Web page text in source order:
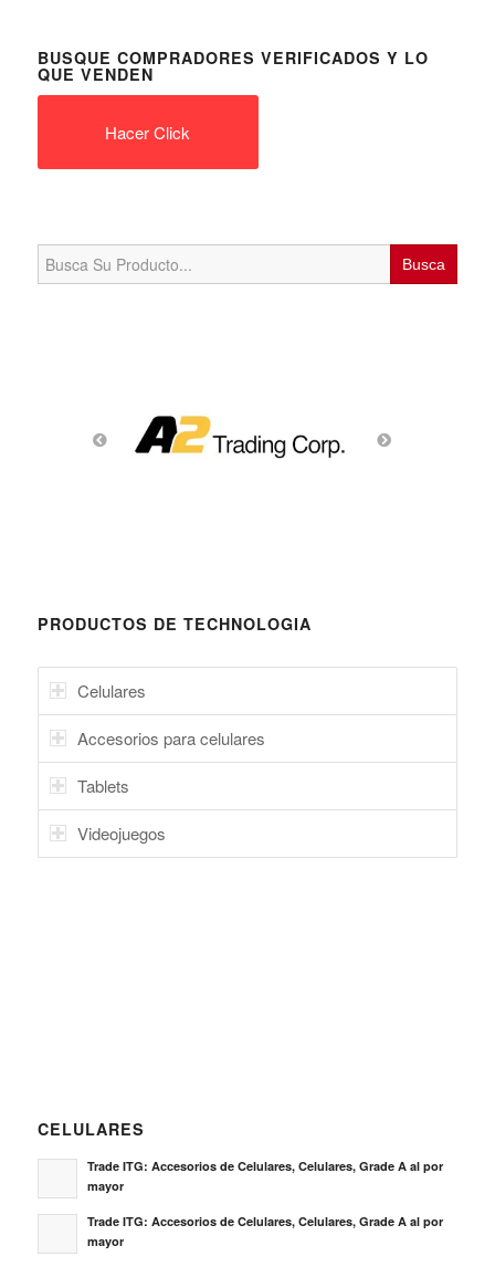
BUSQUE COMPRADORES VERIFICADOS Y LO
QUE VENDEN
Hacer Click
Search
for:
PRODUCTOS DE TECHNOLOGIA
Celulares
Accesorios para celulares
Tablets
Videojuegos
CELULARES
Trade ITG: Accesorios de Celulares, Celulares, Grade A al por
mayor
Trade ITG: Accesorios de Celulares, Celulares, Grade A al por
mayor